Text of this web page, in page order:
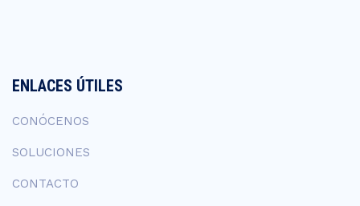
ENLACES ÚTILES
CONÓCENOS
SOLUCIONES
CONTACTO